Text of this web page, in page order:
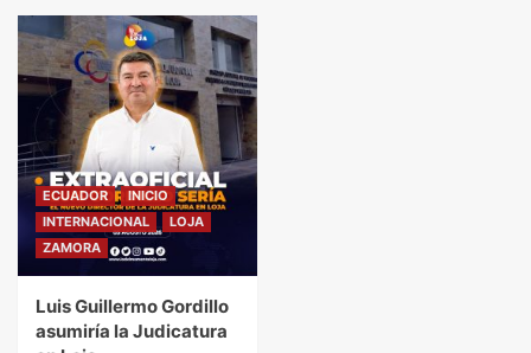
ECUADOR
INICIO
INTERNACIONAL
LOJA
ZAMORA
Luis Guillermo Gordillo
asumiría la Judicatura